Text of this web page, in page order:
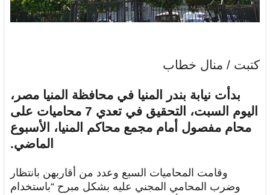
كتبت / منال خطاب
بدأت نيابة بندر المنيا في محافظة المنيا مصر،
اليوم السبت، التحقيق في تعدي 7 محاميات على
محام مفصول أمام مجمع محاكم المنيا، الأسبوع
الماضي.
وقامت المحاميات السبع وعدد من أقاربهن بانتظار
وضرب المحامي المجني عليه بشكل مبرح “باستخدام